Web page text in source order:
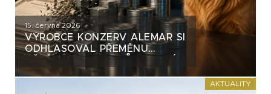
15. června 2026
VÝROBCE KONZERV ALEMAR SI
ODHLASOVAL PŘEMĚNU
VĚTŠINY DLUHOPISŮ. VZNIKÁ
NA TRHU NEBEZPEČNÝ
AKTUALITY